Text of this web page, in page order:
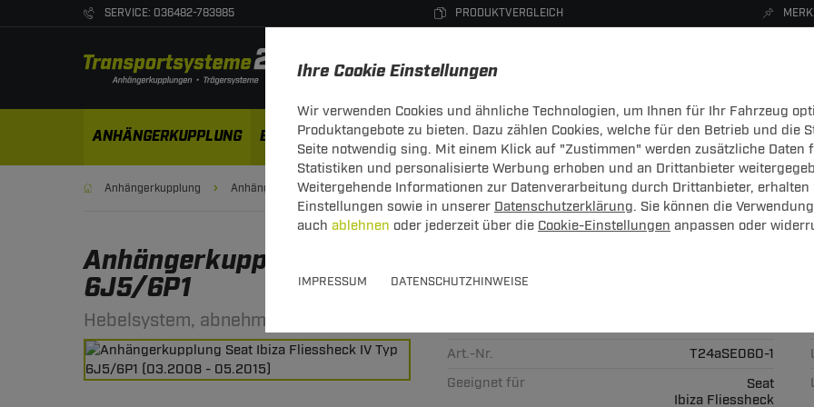
Ihre Cookie Einstellungen
Wir verwenden Cookies und ähnliche Technologien, um Ihnen für Ihr Fahrzeug
Produktangebote zu bieten. Dazu zählen Cookies, welche für den Betrieb und die
Seite notwendig sing. Mit einem Klick auf "Zustimmen" werden zusätzliche Daten
Statistiken und personalisierte Werbung erhoben und an Drittanbieter
Weitergehende Informationen zur Datenverarbeitung durch Drittanbieter, erhalten
Einstellungen sowie in unserer Datenschutzerklärung. Sie können die
auch ablehnen oder jederzeit über die Cookie-Einstellungen anpassen oder
IMPRESSUM DATENSCHUTZHINWEISE
SERVICE: 036482-783985 PRODUKTVERGLEICH
ANHÄNGERKUPPLUNG ELEKTROSÄTZE DACHTRÄGER DACHBOXEN FAHRRADTRÄGER ZUBEHÖR
Anhängerkupplung Anhängerkupplung abnehmbar
Anhängerkupplung abnehmbar von Auto Hak: Seat Ibiza
6J5/6P1
Hebelsystem, abnehmbar - von hinten gesteckt
Art.-Nr.
T24aSE060-1
Geeignet für
Seat
Ibiza Fliessheck